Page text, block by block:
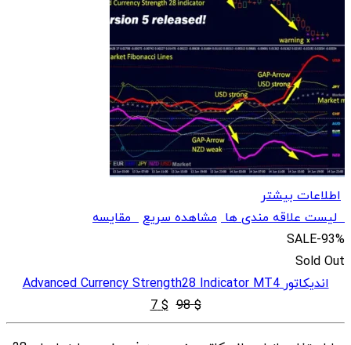
اطلاعات بیشتر
لیست علاقه مندی ها مشاهده سریعمقایسه
SALE-93%
Sold Out
اندیکاتور Advanced Currency Strength28 Indicator MT4
$
98
قیمت
اصلی
$
7 قیمت
فعلی